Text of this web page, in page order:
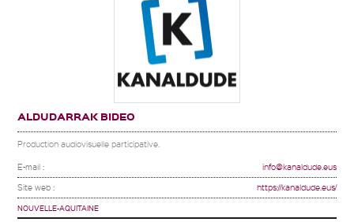
ALDUDARRAK BIDEO
Production audiovisuelle participative.
E-mail : info@kanaldude.eus
Site web : https://kanaldude.eus/
NOUVELLE-AQUITAINE